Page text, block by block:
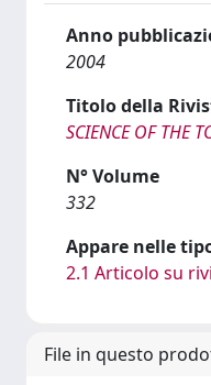
Anno
2004
Titolo della
SCIENCE OF THE
N° Volume
332
Appare nelle
2.1 Articolo su
File in questo